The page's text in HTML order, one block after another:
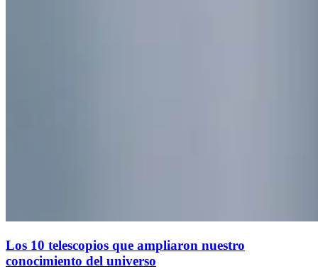
Los 10 telescopios que ampliaron nuestro
conocimiento del universo